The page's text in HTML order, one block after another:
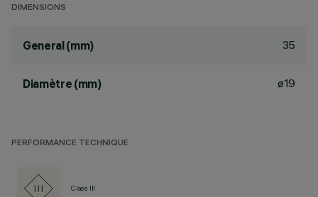
DIMENSIONS
General (mm) 35
Diamètre (mm) ø19
PERFORMANCE TECHNIQUE
Class III